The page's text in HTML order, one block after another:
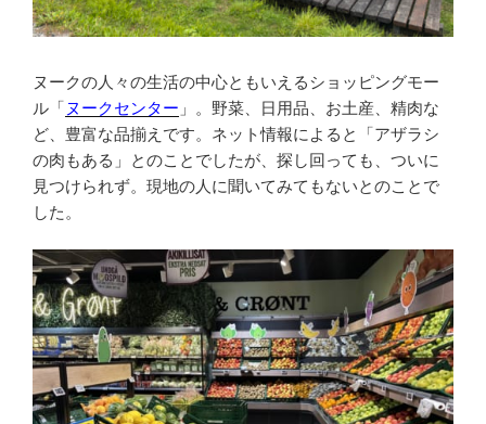
ヌークの人々の生活の中心ともいえるショッピングモー
ル「 ヌークセンター 」。野菜、日用品、お土産、精肉な
ど、豊富な品揃えです。ネット情報によると「アザラシ
の肉もある」とのことでしたが、探し回っても、ついに
見つけられず。現地の人に聞いてみてもないとのことで
した。